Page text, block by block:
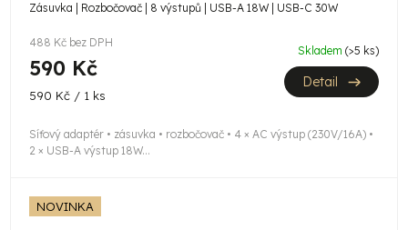
Zásuvka | Rozbočovač | 8 výstupů | USB-A 18W | USB-C 30W
488 Kč bez DPH
590 Kč
Měrná
590 Kč / 1 ks
Skladem (>5 ks)
Detail
Síťový adaptér • zásuvka • rozbočovač • 4 × AC výstup (230V/16A) •
2 × USB-A výstup 18W...
NOVINKA